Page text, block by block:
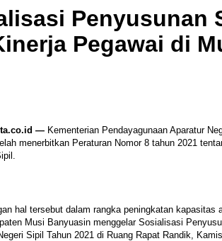
Penyusunan
Pegawai di
—Kementerian Pendayagunaan Aparatur
menerbitkan Peraturan Nomor 8 tahun 2021
hal tersebut dalam rangka peningkatan kapasitas
Musi Banyuasin menggelar Sosialisasi
Sipil Tahun 2021 di Ruang Rapat Randik,